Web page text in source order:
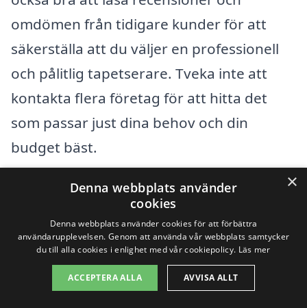
omdömen från tidigare kunder för att
säkerställa att du väljer en professionell
och pålitlig tapetserare. Tveka inte att
kontakta flera företag för att hitta det
som passar just dina behov och din
budget bäst.
Få 3 erbjudanden, gratis och utan
förpliktelser
Sök efter en
×
Denna webbplats använder
cookies
Denna webbplats använder cookies för att förbättra
användarupplevelsen. Genom att använda vår webbplats samtycker
du till alla cookies i enlighet med vår cookiepolicy. Läs mer
ACCEPTERA ALLA AVVISA ALLT